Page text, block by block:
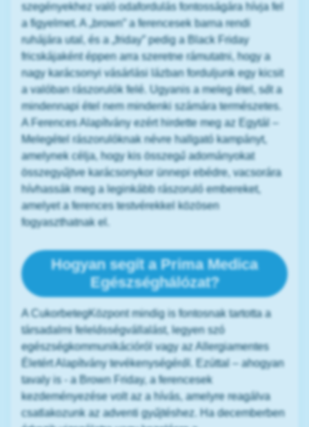
szegényekhez való odafordulás fontosságára hívja fel
a figyelmet. A „brown” a ferencesek barna rendi
ruhájára utal, és a „friday” pedig a Black Friday
fricskájaként éppen arra szeretne rámutatni, hogy a
nagy karácsonyi vásárlási lázban forduljunk egy kicsit
a valóban rászorulók felé. Ugyanis a meleg étel, sőt a
mindennapi étel nem mindenki számára természetes.
A Ferences Alapítvány ezért hirdette meg az Egytál –
Melegétel rászorulóknak névre hallgató kampányt,
amelynek célja, hogy kis összegű adományokat
összegyűjtve karácsonykor ünnepi ebédre, vacsorára
hívhassák meg a leginkább rászoruló embereket,
amelyet a ferences testvérekkel közösen
fogyaszthatnak el.
Hogyan segít a Prima Medica
Egészséghálózat?
A CukorbetegKözpont mindig is fontosnak tartotta a
társadalmi felelősségvállalást, legyen szó
egészségkommunikációról vagy az Allergiamentes
Életért Alapítvány tevékenységéről. Ezúttal – ahogyan
tavaly is - a Brown Friday, a ferencesek
kezdeményezése volt az a hívás, amelyre reagálva
csatlakozunk az adventi gyűjtéshez. Ha decemberben